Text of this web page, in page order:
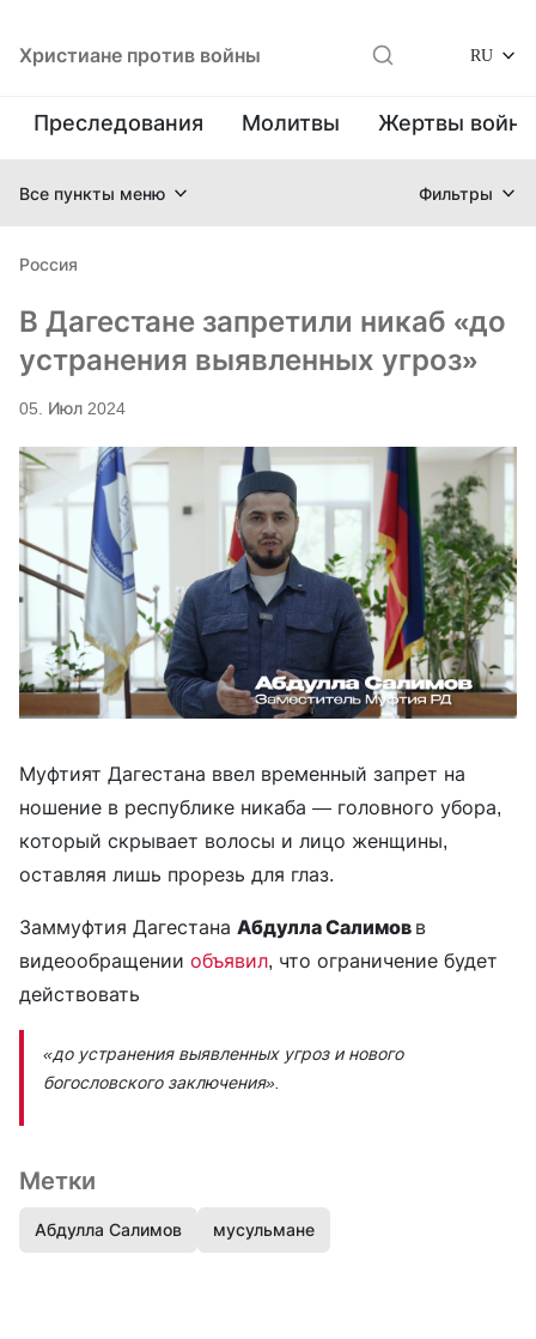
Христиане против войны RU
Преследования Молитвы Жертвы
Все пункты меню Фильтры
Россия
В Дагестане запретили никаб «до
устранения выявленных угроз»
05. Июл 2024
Муфтият Дагестана ввел временный запрет на
ношение в республике никаба — головного убора,
который скрывает волосы и лицо женщины,
оставляя лишь прорезь для глаз.
Заммуфтия Дагестана Абдулла Салимов в
видеообращении объявил, что ограничение будет
действовать
«до устранения выявленных угроз и нового
богословского заключения».
Метки
Абдулла Салимов мусульмане